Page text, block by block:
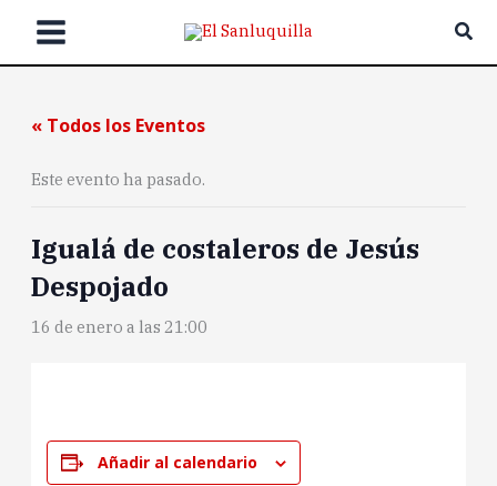
contenido
« Todos los Eventos
Este evento ha pasado.
Igualá de costaleros de Jesús
Despojado
16 de enero a las 21:00
Añadir al calendario